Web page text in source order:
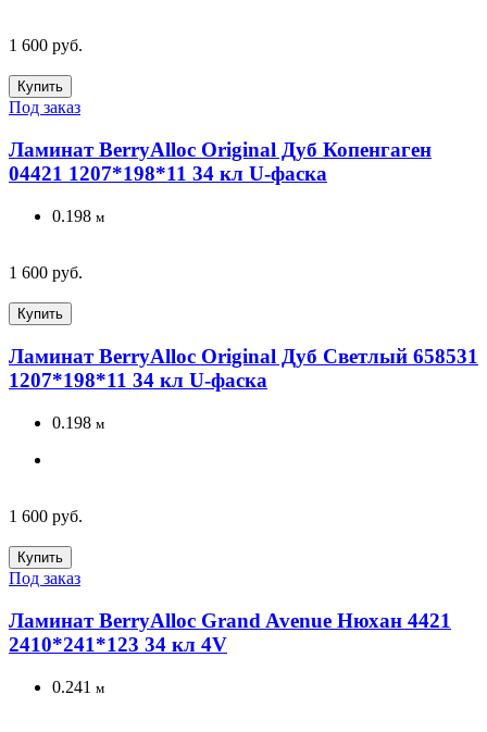
1 600 руб.
Купить
Под заказ
Ламинат BerryAlloc Original Дуб Копенгаген
04421 1207*198*11 34 кл U-фаска
0.198 м
1 600 руб.
Купить
Ламинат BerryAlloc Original Дуб Светлый 658531
1207*198*11 34 кл U-фаска
0.198 м
1 600 руб.
Купить
Под заказ
Ламинат BerryAlloc Grand Avenue Нюхан 4421
2410*241*123 34 кл 4V
0.241 м